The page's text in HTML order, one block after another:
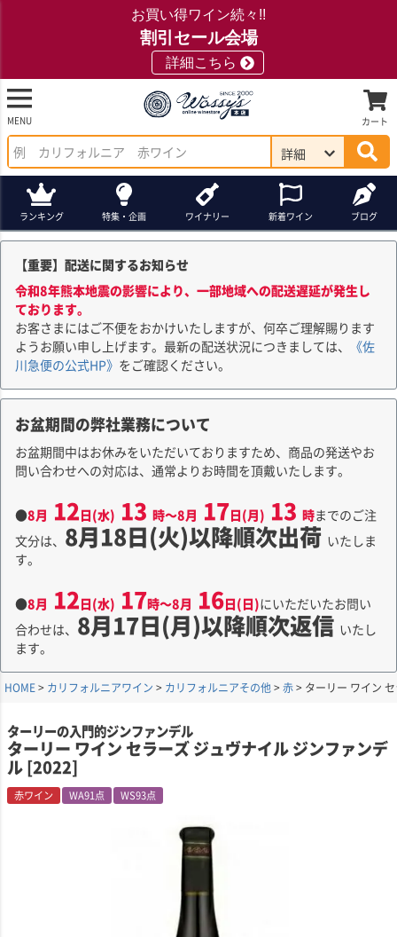
お買い得ワイン続々!!
割引セール会場
詳細こちら
MENU カート
詳細
ランキング 特集・企画 ワイナリー 新着ワイン ブログ
【重要】配送に関するお知らせ
令和8年熊本地震の影響により、一部地域への配送遅延が発生し
ております。
お客さまにはご不便をおかけいたしますが、何卒ご理解賜ります
ようお願い申し上げます。最新の配送状況につきましては、
《佐
川急便の公式HP》 をご確認ください。
お盆期間の弊社業務について
お盆期間中はお休みをいただいておりますため、商品の発送やお
問い合わせへの対応は、通常よりお時間を頂戴いたします。
●8月 12日(水) 13 時～8月 17日(月) 13 時までのご注
文分は、 8月18日(火)以降順次出荷 いたしま
す。
●8月 12日(水) 17時～8月 16日(日)にいただいたお問い
合わせは、 8月17日(月)以降順次返信 いたし
ます。
HOME カリフォルニアワイン カリフォルニアその他 赤 ターリー ワイン
ターリーの入門的ジンファンデル
ターリー ワイン セラーズ ジュヴナイル ジンファンデ
ル [2022]
赤ワイン WA91点 WS93点